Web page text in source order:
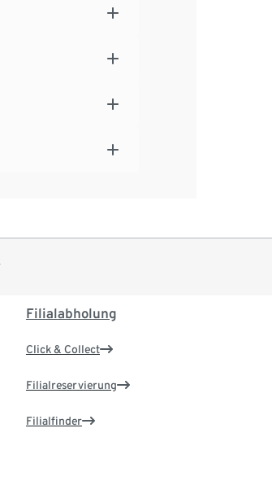
Filialabholung
Click & Collect
Filialreservierung
Filialfinder